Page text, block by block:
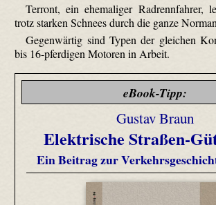
Terront, ein ehemaliger Radrennfahrer,
trotz starken Schnees durch die ganze
Gegenwärtig sind Typen der gleichen
bis 16-pferdigen Motoren in Arbeit.
eBook-Tipp:
Gustav Braun
Elektrische Straßen-
Ein Beitrag zur